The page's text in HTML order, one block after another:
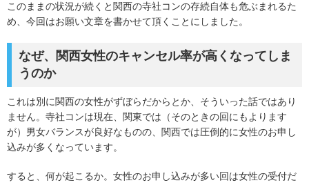
このままの状況が続くと関西の寺社コンの存続自体も危ぶまれるた
め、今回はお願い文章を書かせて頂くことにしました。
なぜ、関西女性のキャンセル率が高くなってしま
うのか
これは別に関西の女性がずぼらだからとか、そういった話ではあり
ません。寺社コンは現在、関東では（そのときの回にもよります
が）男女バランスが良好なものの、関西では圧倒的に女性のお申し
込みが多くなっています。
すると、何が起こるか。女性のお申し込みが多い回は女性の受付だ